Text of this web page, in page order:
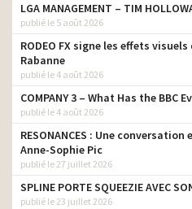
LGA MANAGEMENT – TIM
publié le 5 août 2026
RODEO FX signe les effets
Rabanne
publié le 4 août 2026
COMPANY 3 – What Has the BBC
publié le 4 août 2026
RESONANCES : Une
Anne-Sophie Pic
publié le 27 juillet 2026
SPLINE PORTE SQUEEZIE AVEC
publié le 23 juillet 2026